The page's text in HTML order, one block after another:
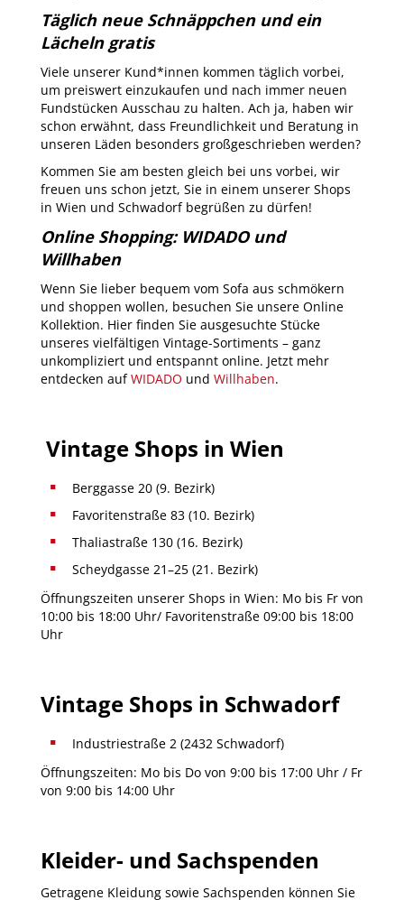
Täglich neue Schnäppchen und ein
Lächeln gratis
Viele unserer Kund*innen kommen täglich vorbei,
um preiswert einzukaufen und nach immer neuen
Fundstücken Ausschau zu halten. Ach ja, haben wir
schon erwähnt, dass Freundlichkeit und Beratung in
unseren Läden besonders großgeschrieben werden?
Kommen Sie am besten gleich bei uns vorbei, wir
freuen uns schon jetzt, Sie in einem unserer Shops
in Wien und Schwadorf begrüßen zu dürfen!
Online Shopping: WIDADO und
Willhaben
Wenn Sie lieber bequem vom Sofa aus schmökern
und shoppen wollen, besuchen Sie unsere Online
Kollektion. Hier finden Sie ausgesuchte Stücke
unseres vielfältigen Vintage-Sortiments – ganz
unkompliziert und entspannt online. Jetzt mehr
entdecken aufWIDADO und Willhaben.
Vintage Shops in Wien
Berggasse 20 (9. Bezirk)
Favoritenstraße 83 (10. Bezirk)
Thaliastraße 130 (16. Bezirk)
Scheydgasse 21–25 (21. Bezirk)
Öffnungszeiten unserer Shops in Wien: Mo bis Fr von
10:00 bis 18:00 Uhr/ Favoritenstraße 09:00 bis 18:00
Uhr
Vintage Shops in Schwadorf
Industriestraße 2 (2432 Schwadorf)
Öffnungszeiten: Mo bis Do von 9:00 bis 17:00 Uhr / Fr
von 9:00 bis 14:00 Uhr
Kleider- und Sachspenden
Getragene Kleidung sowie Sachspenden können Sie